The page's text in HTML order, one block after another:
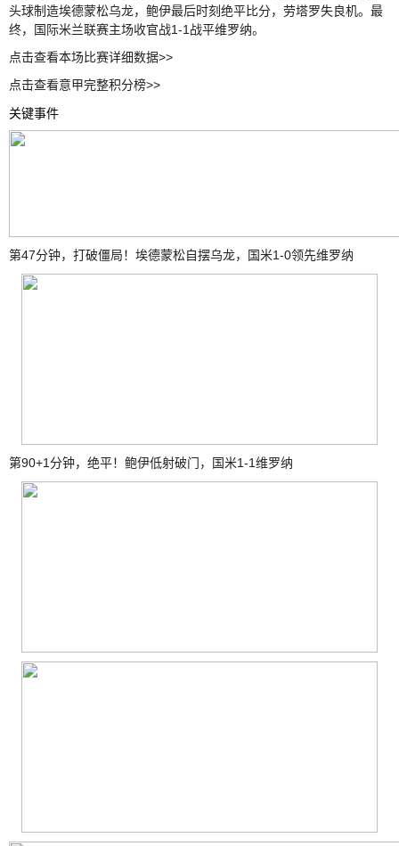
头球制造埃德蒙松乌龙，鲍伊最后时刻绝平比分，劳塔罗失良机。最
终，国际米兰联赛主场收官战1-1战平维罗纳。
点击查看本场比赛详细数据>>
点击查看意甲完整积分榜>>
关键事件
第47分钟，打破僵局！埃德蒙松自摆乌龙，国米1-0领先维罗纳
第90+1分钟，绝平！鲍伊低射破门，国米1-1维罗纳